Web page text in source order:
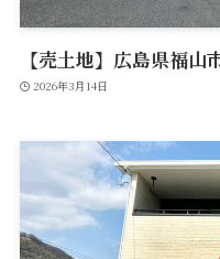
【売土地】広島県福
2026年3月14日